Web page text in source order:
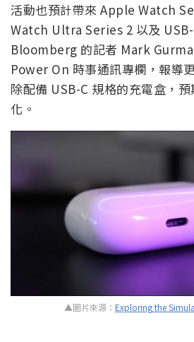
活動也預計帶來 Apple Watch
Watch Ultra Series 2 以及
Bloomberg 的記者 Mark
Power On 時事通訊專欄，報導
除配備 USB-C 規格的充電盒，
化。
▲圖片來源： Exploring the